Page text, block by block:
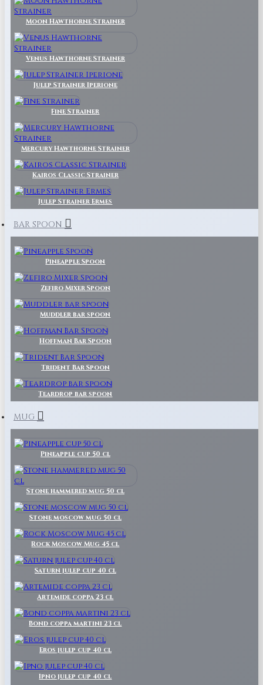
Moon Hawthorne Strainer
Venus Hawthorne Strainer
Julep Strainer Iperione
Fine Strainer
Mercury Hawthorne Strainer
Kairos Classic Strainer
Julep Strainer Ermes
BAR SPOON
Pineapple Spoon
Zefiro Mixer Spoon
Muddler bar spoon
Hoffman Bar Spoon
Trident Bar Spoon
Teardrop bar spoon
MUG
Pineapple cup 50 cl
Stone hammered mug 50 cl
Stone moscow mug 50 cl
Rock Moscow Mug 45 cl
Saturn julep cup 40 cl
Artemide coppa 23 cl
Bond coppa martini 23 cl
Eros julep cup 40 cl
Ipno julep cup 40 cl